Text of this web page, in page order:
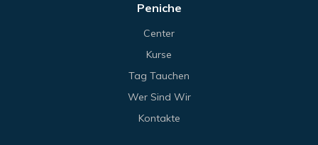
Peniche
Center
Kurse
Tag Tauchen
Wer Sind Wir
Kontakte